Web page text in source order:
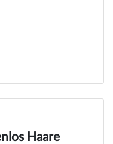
Haare